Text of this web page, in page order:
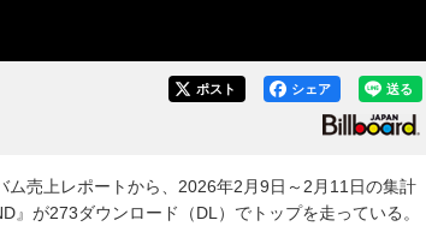
送る
シェア
ポスト
売上レポートから、2026年2月9日～2月11日の集計
』が273ダウンロード（DL）でトップを走っている。